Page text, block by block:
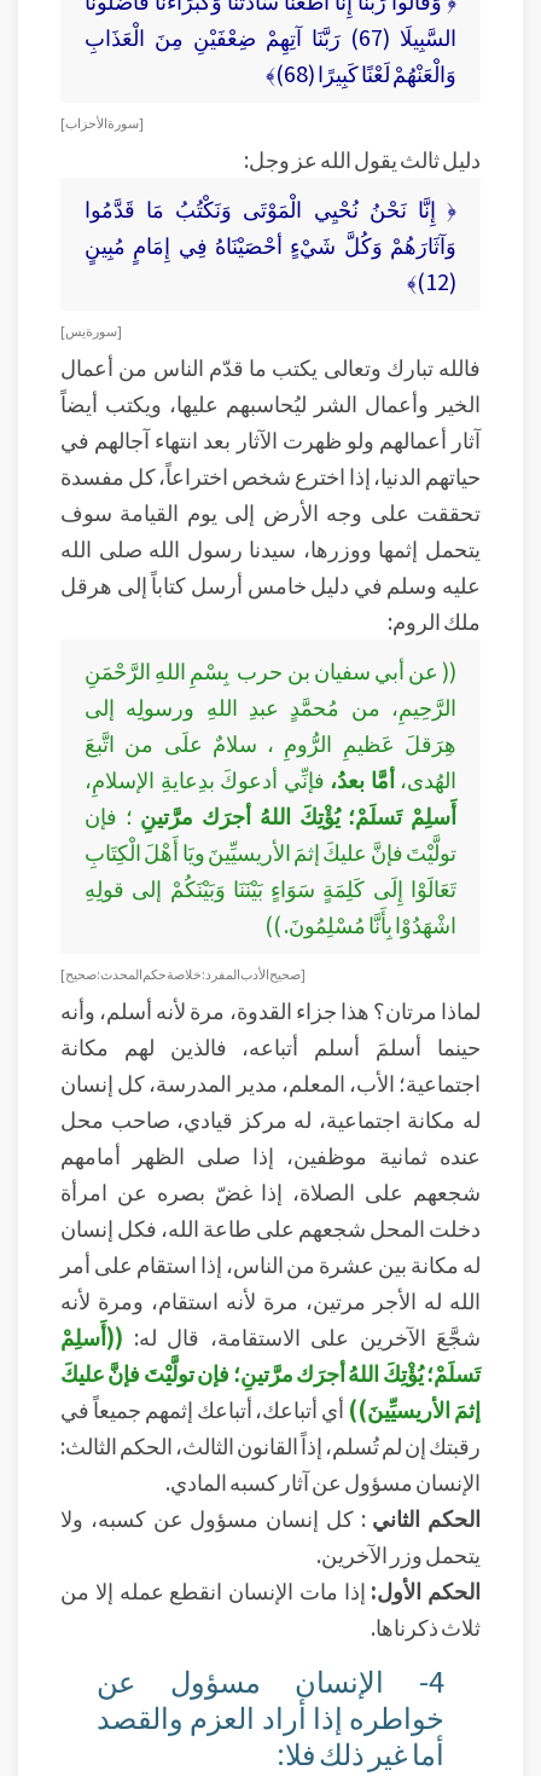
السَّبِيلَا (67) رَبَّنَا آتِهِمْ ضِعْفَيْنِ مِنَ الْعَذَابِ
وَالْعَنْهُمْ لَعْنًا كَبِيرًا (68)﴾
[ سورة الأحزاب ]
دليل ثالث يقول الله عز وجل:
﴿ إِنَّا نَحْنُ نُحْيِي الْمَوْتَى وَنَكْتُبُ مَا قَدَّمُوا
وَآثَارَهُمْ وَكُلَّ شَيْءٍ أحْصَيْنَاهُ فِي إِمَامٍ مُبِينٍ
(12)﴾
[ سورة يس ]
فالله تبارك وتعالى يكتب ما قدّم الناس من أعمال
الخير وأعمال الشر ليُحاسبهم عليها، ويكتب أيضاً
آثار أعمالهم ولو ظهرت الآثار بعد انتهاء آجالهم في
حياتهم الدنيا، إذا اخترع شخص اختراعاً، كل مفسدة
تحققت على وجه الأرض إلى يوم القيامة سوف
يتحمل إثمها ووزرها، سيدنا رسول الله صلى الله
عليه وسلم في دليل خامس أرسل كتاباً إلى هرقل
ملك الروم:
(( عن أبي سفيان بن حرب بِسْمِ اللهِ الرَّحْمَنِ
الرَّحِيمِ، من مُحمَّدٍ عبدِ اللهِ ورسولِه إلى
هِرَقلَ عَظيمِ الرُّومِ ، سلامٌ علَى من اتَّبعَ
الهُدى، أمَّا بعدُ، فإنِّي أدعوكَ بدِعايةِ الإسلامِ،
أَسلِمْ تَسلَمْ؛ يُؤْتِكَ اللهُ أجرَك مرَّتينِ ؛ فإن
تولَّيْتَ فإنَّ عليكَ إثمَ الأريسيِّينَ ويَا أَهْلَ الْكِتَابِ
تَعَالَوْا إِلَى كَلِمَةٍ سَوَاءٍ بَيْنَنَا وَبَيْنَكُمْ إلى قولِهِ
اشْهَدُوْا بِأَنَّا مُسْلِمُونَ. ))
[ صحيح الأدب المفرد: خلاصة حكم المحدث : صحيح ]
لماذا مرتان؟ هذا جزاء القدوة، مرة لأنه أسلم، وأنه
حينما أسلمَ أسلم أتباعه، فالذين لهم مكانة
اجتماعية؛ الأب، المعلم، مدير المدرسة، كل إنسان
له مكانة اجتماعية، له مركز قيادي، صاحب محل
عنده ثمانية موظفين، إذا صلى الظهر أمامهم
شجعهم على الصلاة، إذا غضّ بصره عن امرأة
دخلت المحل شجعهم على طاعة الله، فكل إنسان
له مكانة بين عشرة من الناس، إذا استقام على أمر
الله له الأجر مرتين، مرة لأنه استقام، ومرة لأنه
شجَّعَ الآخرين على الاستقامة، قال له: ((أَسلِمْ
تَسلَمْ؛ يُؤْتِكَ اللهُ أجرَك مرَّتينِ؛ فإن تولَّيْتَ فإنَّ عليكَ
إثمَ الأريسيِّينَ)) أي أتباعك، أتباعك إثمهم جميعاً في
رقبتك إن لم تُسلم، إذاً القانون الثالث، الحكم الثالث:
الإنسان مسؤول عن آثار كسبه المادي.
الحكم الثاني : كل إنسان مسؤول عن كسبه، ولا
يتحمل وزر الآخرين.
الحكم الأول: إذا مات الإنسان انقطع عمله إلا من
ثلاث ذكرناها.
4- الإنسان مسؤول عن
خواطره إذا أراد العزم والقصد
أما غير ذلك فلا: